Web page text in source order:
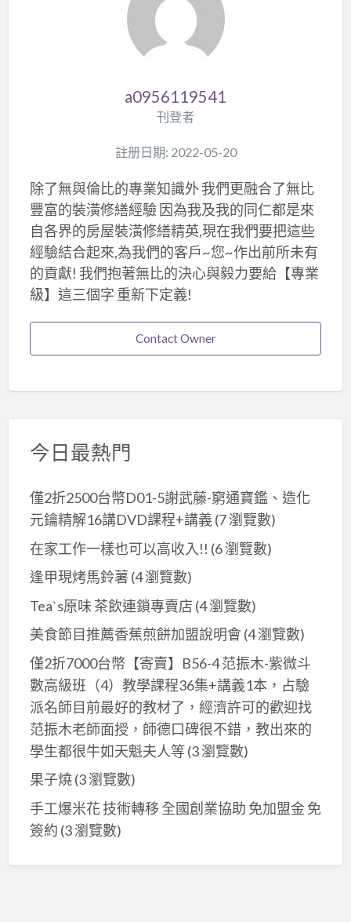
a0956119541
刊登者
註册日期: 2022-05-20
除了無與倫比的專業知識外 我們更融合了無比
豐富的裝潢修繕經驗 因為我及我的同仁都是來
自各界的房屋裝潢修繕精英,現在我們要把這些
經驗結合起來,為我們的客戶~您~作出前所未有
的貢獻! 我們抱著無比的決心與毅力要給【專業
級】這三個字 重新下定義!
Contact Owner
今日最熱門
僅2折2500台幣D01-5謝武藤-窮通寶鑑、造化
元鑰精解16講DVD課程+講義(7 瀏覽數)
在家工作一樣也可以高收入!! (6 瀏覽數)
逢甲現烤馬鈴薯 (4 瀏覽數)
Tea`s原味 茶飲連鎖專賣店 (4 瀏覽數)
美食節目推薦香蕉煎餅加盟說明會 (4 瀏覽數)
僅2折7000台幣【寄賣】B56-4 范振木-紫微斗
數高級班（4）教學課程36集+講義1本，占驗
派名師目前最好的教材了，經濟許可的歡迎找
范振木老師面授，師德口碑很不錯，教出來的
學生都很牛如天魁夫人等(3 瀏覽數)
果子燒(3 瀏覽數)
手工爆米花 技術轉移 全國創業協助 免加盟金 免
簽約 (3 瀏覽數)